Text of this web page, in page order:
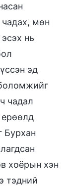
мөн
нь
эд
чадал
Бурхан
хоёрын хэн
тэдний